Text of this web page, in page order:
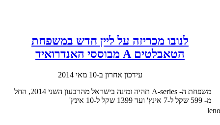
לנובו מכריזה על ליין חדש במשפחת
הטאבלטים A מבוססי האנדרואיד
עידכון אחרון ב-10 מאי 2014
משפחת ה- A-series תהיה זמינה בישראל מהרבעון השני 2014, החל
מ- 599 שקל ל-7 אינץ' ועד 1399 שקל ל-10 אינץ'